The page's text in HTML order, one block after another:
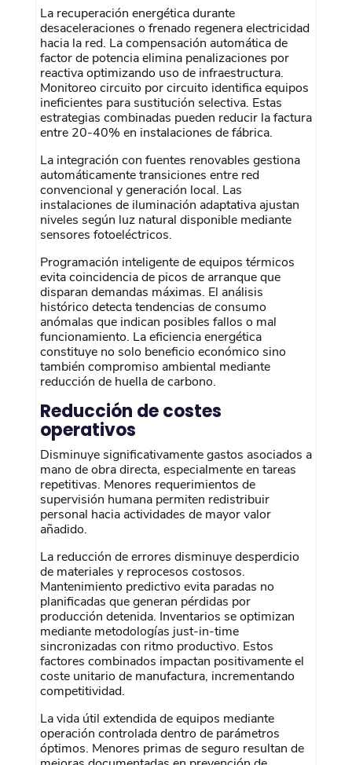
La recuperación energética durante
desaceleraciones o frenado regenera electricidad
hacia la red. La compensación automática de
factor de potencia elimina penalizaciones por
reactiva optimizando uso de infraestructura.
Monitoreo circuito por circuito identifica equipos
ineficientes para sustitución selectiva. Estas
estrategias combinadas pueden reducir la factura
entre 20-40% en instalaciones de fábrica.
La integración con fuentes renovables gestiona
automáticamente transiciones entre red
convencional y generación local. Las
instalaciones de iluminación adaptativa ajustan
niveles según luz natural disponible mediante
sensores fotoeléctricos.
Programación inteligente de equipos térmicos
evita coincidencia de picos de arranque que
disparan demandas máximas. El análisis
histórico detecta tendencias de consumo
anómalas que indican posibles fallos o mal
funcionamiento. La eficiencia energética
constituye no solo beneficio económico sino
también compromiso ambiental mediante
reducción de huella de carbono.
Reducción de costes
operativos
Disminuye significativamente gastos asociados a
mano de obra directa, especialmente en tareas
repetitivas. Menores requerimientos de
supervisión humana permiten redistribuir
personal hacia actividades de mayor valor
añadido.
La reducción de errores disminuye desperdicio
de materiales y reprocesos costosos.
Mantenimiento predictivo evita paradas no
planificadas que generan pérdidas por
producción detenida. Inventarios se optimizan
mediante metodologías just-in-time
sincronizadas con ritmo productivo. Estos
factores combinados impactan positivamente el
coste unitario de manufactura, incrementando
competitividad.
La vida útil extendida de equipos mediante
operación controlada dentro de parámetros
óptimos. Menores primas de seguro resultan de